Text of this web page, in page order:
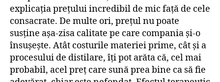
explicația prețului incredibil de mic față de cele
consacrate. De multe ori, prețul nu poate
susține așa-zisa calitate pe care compania și-o
însușește. Atât costurile materiei prime, cât și a
procesului de distilare, îți pot arăta că, cel mai
probabil, acel preț care sună prea bine ca să fie